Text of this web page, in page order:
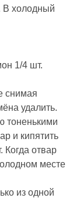
В холодный
1/4 шт.
снимая
удалить.
тоненькими
и кипятить
Когда отвар
месте
из одной